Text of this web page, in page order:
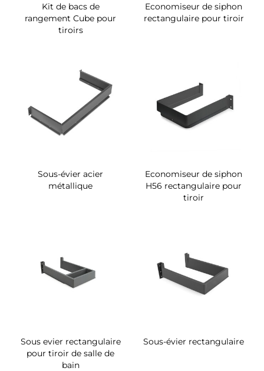
Kit de bacs de
rangement Cube pour
tiroirs
Economiseur de siphon
rectangulaire pour tiroir
Sous-évier acier
métallique
Economiseur de siphon
H56 rectangulaire pour
tiroir
Sous evier rectangulaire
pour tiroir de salle de
bain
Sous-évier rectangulaire